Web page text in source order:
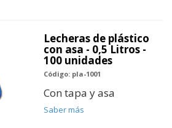
Lecheras de plástico
con asa - 0,5 Litros -
100 unidades
Código: pla-1001
Con tapa y asa
Saber más